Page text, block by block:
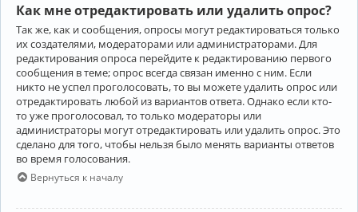
Как мне отредактировать или удалить опрос?
Так же, как и сообщения, опросы могут редактироваться только
их создателями, модераторами или администраторами. Для
редактирования опроса перейдите к редактированию первого
сообщения в теме; опрос всегда связан именно с ним. Если
никто не успел проголосовать, то вы можете удалить опрос или
отредактировать любой из вариантов ответа. Однако если кто-
то уже проголосовал, то только модераторы или
администраторы могут отредактировать или удалить опрос. Это
сделано для того, чтобы нельзя было менять варианты ответов
во время голосования.
Вернуться к началу